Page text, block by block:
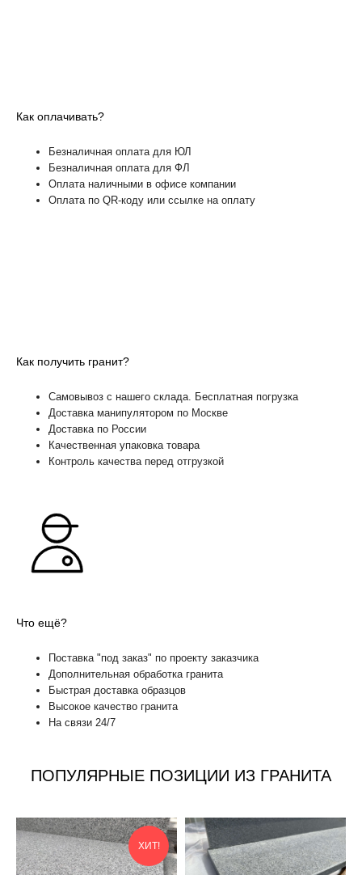
Как оплачивать?
Безналичная оплата для ЮЛ
Безналичная оплата для ФЛ
Оплата наличными в офисе компании
Оплата по QR-коду или ссылке на оплату
Как получить гранит?
Самовывоз с нашего склада. Бесплатная погрузка
Доставка манипулятором по Москве
Доставка по России
Качественная упаковка товара
Контроль качества перед отгрузкой
Что ещё?
Поставка "под заказ" по проекту заказчика
Дополнительная обработка гранита
Быстрая доставка образцов
Высокое качество гранита
На связи 24/7
ПОПУЛЯРНЫЕ ПОЗИЦИИ ИЗ ГРАНИТА
ХИТ!